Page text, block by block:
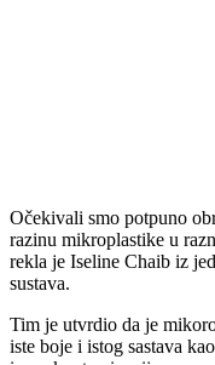
Očekivali smo potpuno
razinu mikroplastike u
rekla je Iseline Chaib iz
sustava.
Tim je utvrdio da je
iste boje i istog sastava